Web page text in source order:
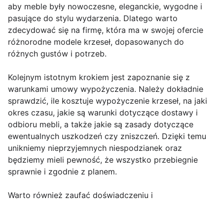
aby meble były nowoczesne, eleganckie, wygodne i
pasujące do stylu wydarzenia. Dlatego warto
zdecydować się na firmę, która ma w swojej ofercie
różnorodne modele krzeseł, dopasowanych do
różnych gustów i potrzeb.
Kolejnym istotnym krokiem jest zapoznanie się z
warunkami umowy wypożyczenia. Należy dokładnie
sprawdzić, ile kosztuje wypożyczenie krzeseł, na jaki
okres czasu, jakie są warunki dotyczące dostawy i
odbioru mebli, a także jakie są zasady dotyczące
ewentualnych uszkodzeń czy zniszczeń. Dzięki temu
unikniemy nieprzyjemnych niespodzianek oraz
będziemy mieli pewność, że wszystko przebiegnie
sprawnie i zgodnie z planem.
Warto również zaufać doświadczeniu i